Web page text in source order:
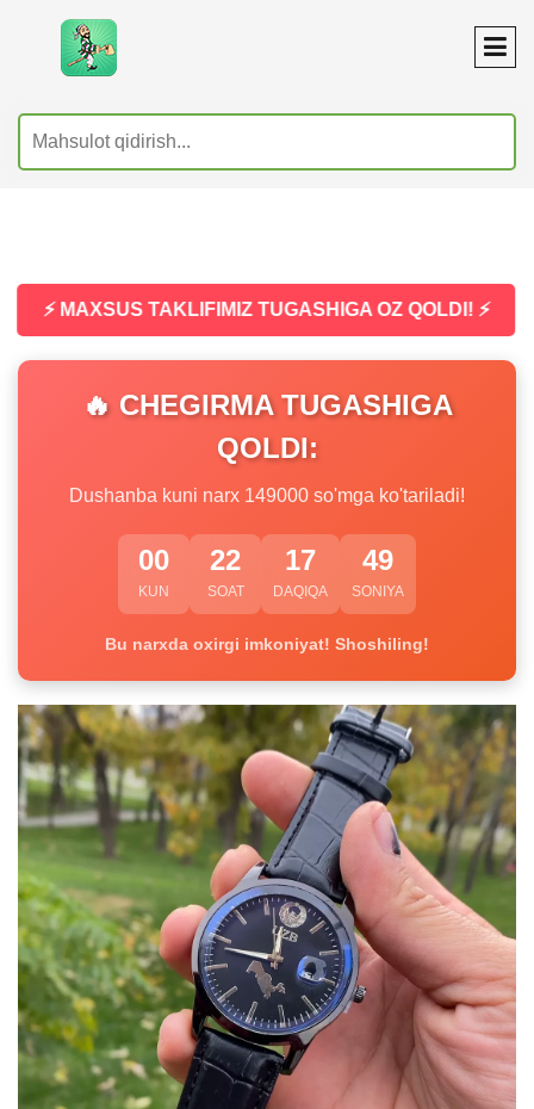
⚡ MAXSUS TAKLIFIMIZ TUGASHIGA OZ QOLDI! ⚡
🔥 CHEGIRMA TUGASHIGA
QOLDI:
Dushanba kuni narx 149000 so'mga ko'tariladi!
00
KUN
22
SOAT
17
DAQIQA
49
SONIYA
Bu narxda oxirgi imkoniyat! Shoshiling!